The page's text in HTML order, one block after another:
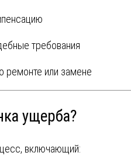
требования
ремонте или замене
ущерба?
включающий: